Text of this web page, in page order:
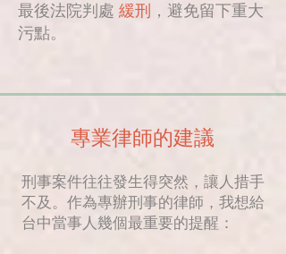
最後法院判處 緩刑 ，避免留下重大
污點。
專業律師的建議
刑事案件往往發生得突然，讓人措手
不及。作為專辦刑事的律師，我想給
台中當事人幾個最重要的提醒：